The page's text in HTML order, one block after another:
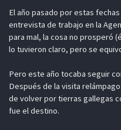
El año pasado por estas
entrevista de trabajo en la
para mal, la cosa no prosperó
lo tuvieron claro, pero se
Pero este año tocaba seguir
Después de la visita
de volver por tierras gallegas
fue el destino.